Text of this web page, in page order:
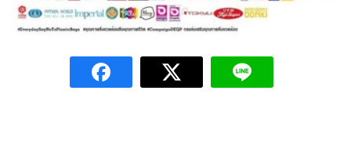
ที่พัก
Amante Baristro Hotel & Cafe’ @Pua
C View Home